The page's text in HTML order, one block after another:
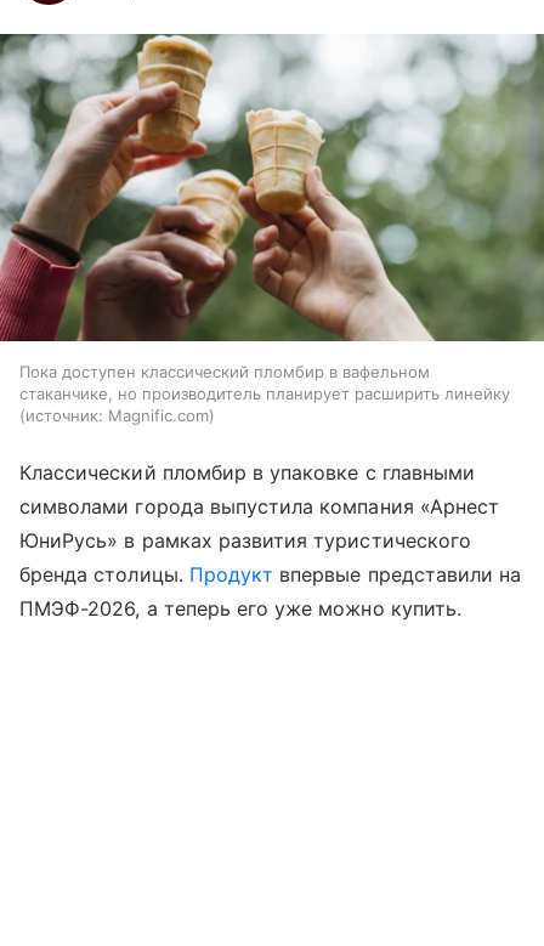
Пока доступен классический пломбир в вафельном
стаканчике, но производитель планирует расширить линейку
источник: Magnific.com
Классический пломбир в упаковке с главными
символами города выпустила компания «Арнест
ЮниРусь» в рамках развития туристического
бренда столицы. Продукт впервые представили на
ПМЭФ-2026, а теперь его уже можно купить.